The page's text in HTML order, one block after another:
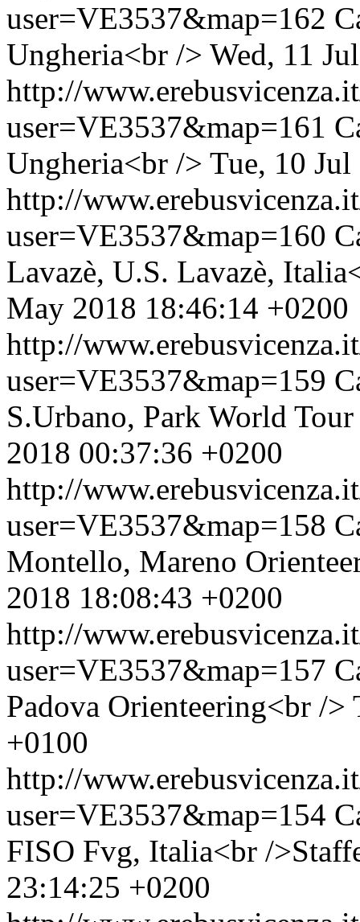
user=VE3537&map=162
Ungheria<br /> Wed, 11
http://
user=VE3537&map=161
Ungheria<br /> Tue, 10
http://
user=VE3537&map=160
Lavazè, U.S. Lavazè,
May 2018 18:46:14 +0200
http://
user=VE3537&map=159
S.Urbano, Park World
2018 00:37:36 +0200
http://
user=VE3537&map=158
Montello, Mareno
2018 18:08:43 +0200
http://
user=VE3537&map=157
Padova Orienteering<br />
+0100
http://
user=VE3537&map=154
FISO Fvg, Italia<br /
23:14:25 +0200